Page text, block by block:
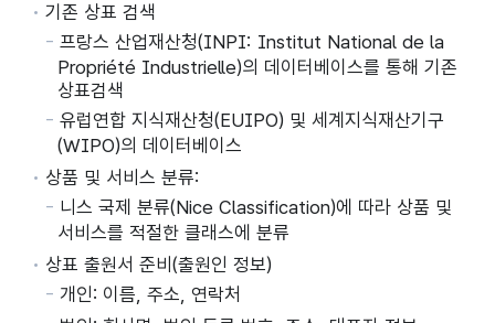
기존 상표 검색
프랑스 산업재산청(INPI: Institut National de la
Propriété Industrielle)의 데이터베이스를 통해 기존
상표검색
유럽연합 지식재산청(EUIPO) 및 세계지식재산기구
(WIPO)의 데이터베이스
상품 및 서비스 분류:
니스 국제 분류(Nice Classification)에 따라 상품 및
서비스를 적절한 클래스에 분류
상표 출원서 준비(출원인 정보)
개인: 이름, 주소, 연락처